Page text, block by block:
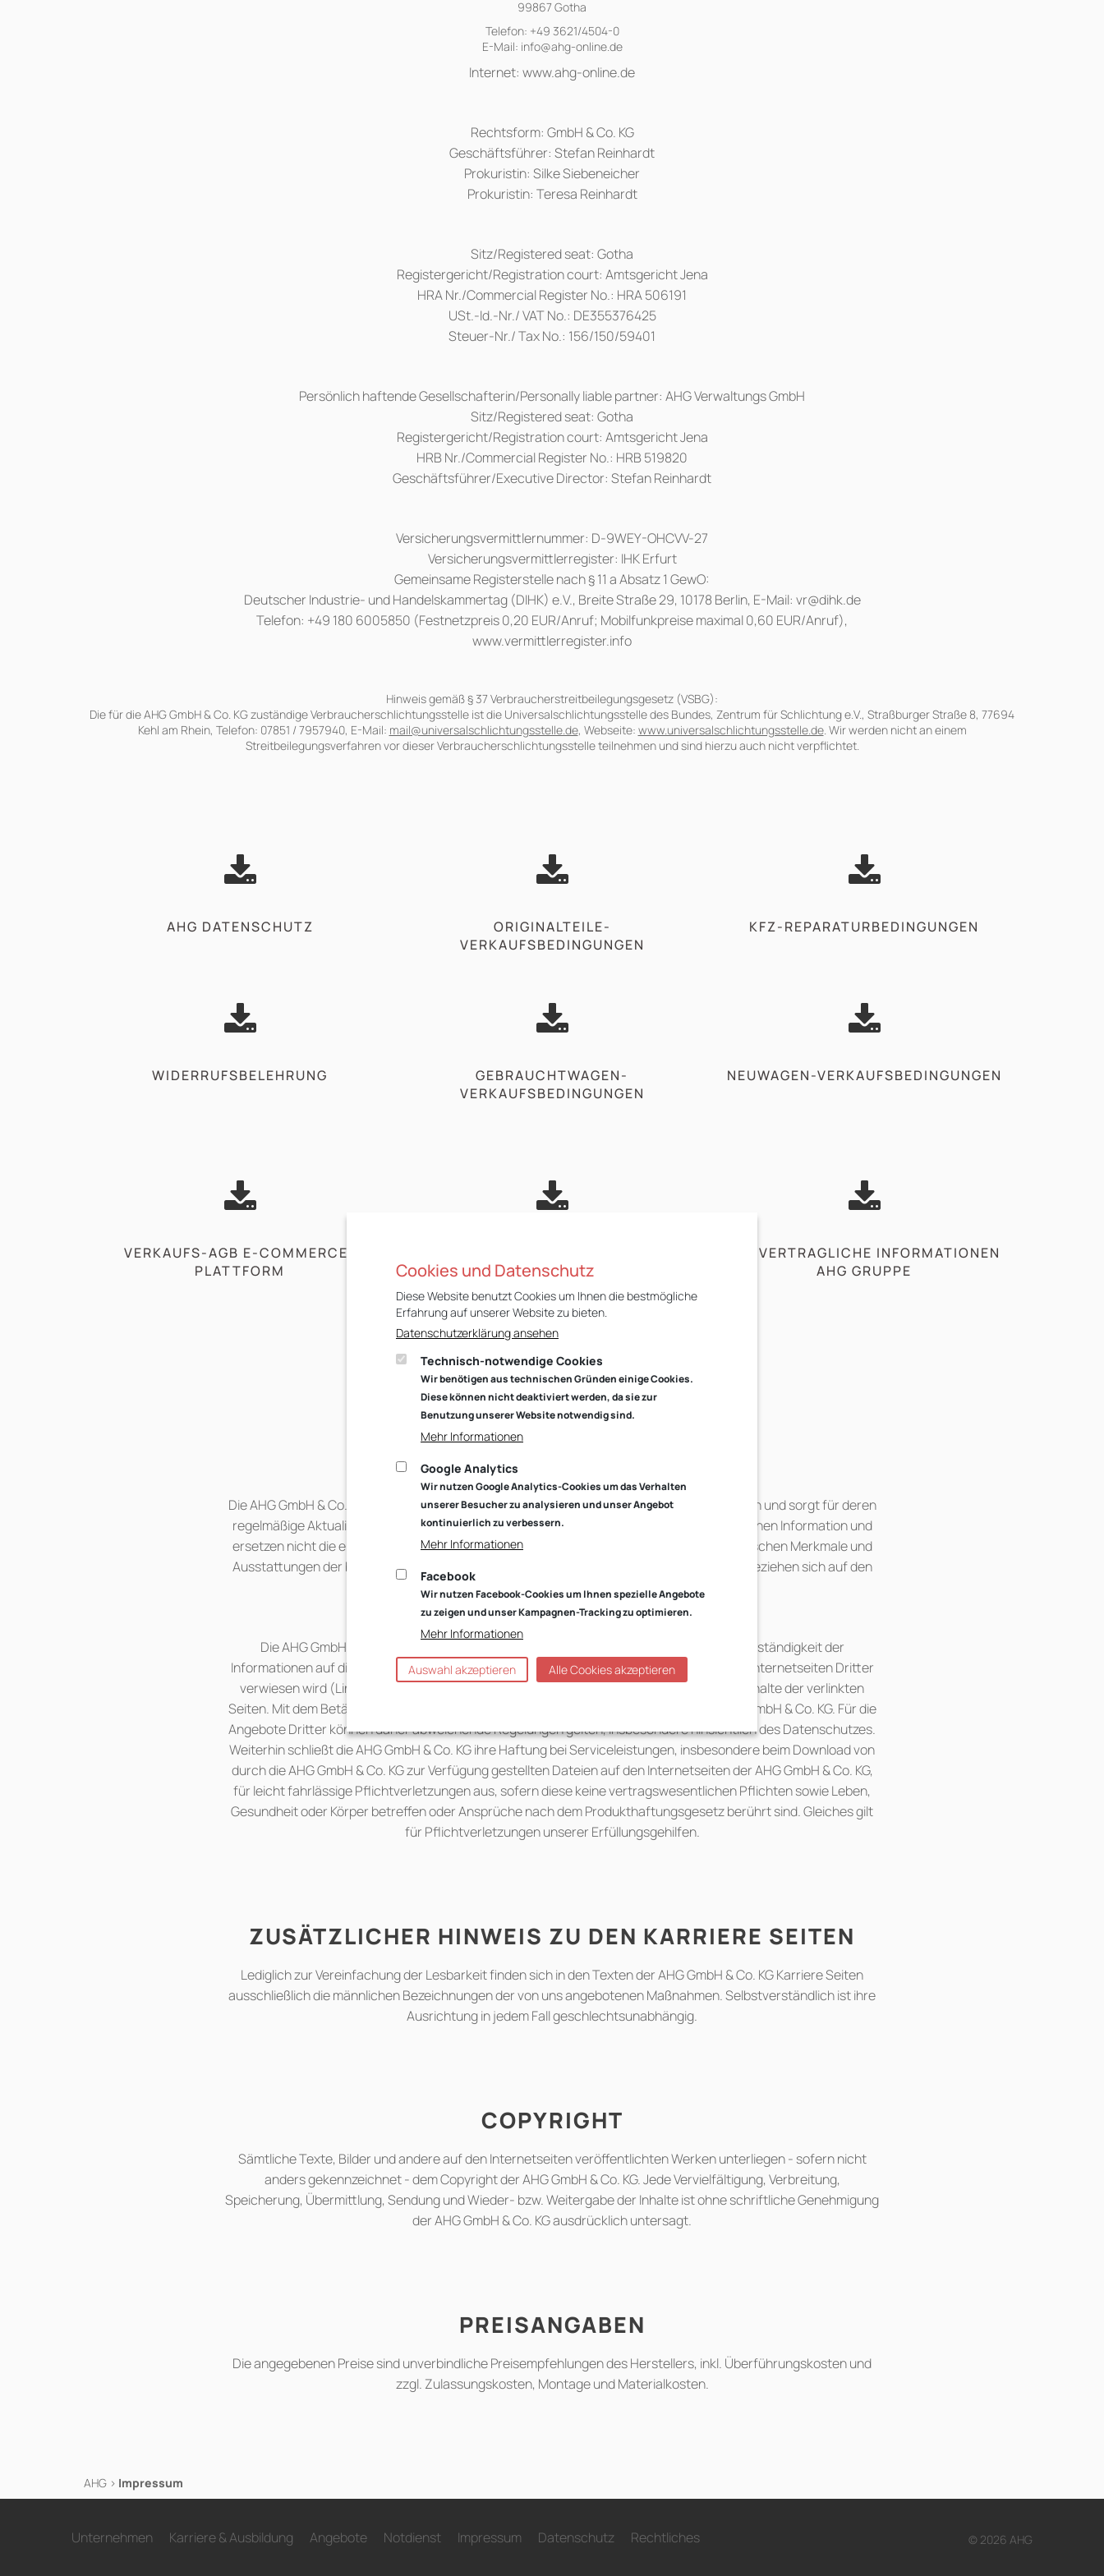
99867 Gotha
Telefon: +49 3621/4504-0
E-Mail: info@ahg-online.de
Internet: www.ahg-online.de
Rechtsform: GmbH & Co. KG
Geschäftsführer: Stefan Reinhardt
Prokuristin: Silke Siebeneicher
Prokuristin: Teresa Reinhardt
Sitz/Registered seat: Gotha
Registergericht/Registration court: Amtsgericht Jena
HRA Nr./Commercial Register No.: HRA 506191
USt.-Id.-Nr./ VAT No.: DE355376425
Steuer-Nr./ Tax No.: 156/150/59401
Persönlich haftende Gesellschafterin/Personally liable partner: AHG Verwaltungs GmbH
Sitz/Registered seat: Gotha
Registergericht/Registration court: Amtsgericht Jena
HRB Nr./Commercial Register No.: HRB 519820
Geschäftsführer/Executive Director: Stefan Reinhardt
Versicherungsvermittlernummer: D-9WEY-OHCVV-27
Versicherungsvermittlerregister: IHK Erfurt
Gemeinsame Registerstelle nach § 11 a Absatz 1 GewO:
Deutscher Industrie- und Handelskammertag (DIHK) e.V., Breite Straße 29, 10178 Berlin, E-Mail: vr@dihk.de
Telefon: +49 180 6005850 (Festnetzpreis 0,20 EUR/Anruf; Mobilfunkpreise maximal 0,60 EUR/Anruf),
www.vermittlerregister.info
Hinweis gemäß § 37 Verbraucherstreitbeilegungsgesetz (VSBG):
Die für die AHG GmbH & Co. KG zuständige Verbraucherschlichtungsstelle ist die Universalschlichtungsstelle des Bundes, Zentrum für Schlichtung e.V., Straßburger Straße 8, 77694
Kehl am Rhein, Telefon: 07851 / 7957940, E-Mail: mail@universalschlichtungsstelle.de, Webseite: www.universalschlichtungsstelle.de. Wir werden nicht an einem
Streitbeilegungsverfahren vor dieser Verbraucherschlichtungsstelle teilnehmen und sind hierzu auch nicht verpflichtet.
AHG DATENSCHUTZ
ORIGINALTEILE-
VERKAUFSBEDINGUNGEN
KFZ-REPARATURBEDINGUNGEN
WIDERRUFSBELEHRUNG
GEBRAUCHTWAGEN-
VERKAUFSBEDINGUNGEN
NEUWAGEN-VERKAUFSBEDINGUNGEN
VERKAUFS-AGB E-COMMERCE-
PLATTFORM
COMMERCE-PLATTFORM
VORVERTRAGLICHE INFORMATIONEN
AHG GRUPPE
HAFTUNGSAUSSCHLUSS
Die AHG GmbH & Co. KG stellt die Inhalte dieser Internetseiten mit großer Sorgfalt zusammen und sorgt für deren
regelmäßige Aktualisierung. Die Angaben dienen dennoch nur der unverbindlichen allgemeinen Information und
ersetzen nicht die eingehende individuelle Beratung für eine Kaufentscheidung. Die technischen Merkmale und
Ausstattungen der beschriebenen Fahrzeuge sind lediglich Beispiele. Alle Ausstattungen beziehen sich auf den
deutschen Markt. Jederzeitige Änderungen bleiben vorbehalten.
Die AHG GmbH & Co. KG übernimmt keine Gewähr für die Aktualität, Richtigkeit und Vollständigkeit der
Informationen auf diesen Seiten oder den jederzeitigen störungsfreien Zugang. Wenn auf Internetseiten Dritter
verwiesen wird (Links), übernimmt die AHG GmbH & Co. KG keine Verantwortung für die Inhalte der verlinkten
Seiten. Mit dem Betätigen des Verweises verlassen Sie das Informationsangebot der AHG GmbH & Co. KG. Für die
Angebote Dritter können daher abweichende Regelungen gelten, insbesondere hinsichtlich des Datenschutzes.
Weiterhin schließt die AHG GmbH & Co. KG ihre Haftung bei Serviceleistungen, insbesondere beim Download von
durch die AHG GmbH & Co. KG zur Verfügung gestellten Dateien auf den Internetseiten der AHG GmbH & Co. KG,
für leicht fahrlässige Pflichtverletzungen aus, sofern diese keine vertragswesentlichen Pflichten sowie Leben,
Gesundheit oder Körper betreffen oder Ansprüche nach dem Produkthaftungsgesetz berührt sind. Gleiches gilt
für Pflichtverletzungen unserer Erfüllungsgehilfen.
ZUSÄTZLICHER HINWEIS ZU DEN KARRIERE SEITEN
Lediglich zur Vereinfachung der Lesbarkeit finden sich in den Texten der AHG GmbH & Co. KG Karriere Seiten
ausschließlich die männlichen Bezeichnungen der von uns angebotenen Maßnahmen. Selbstverständlich ist ihre
Ausrichtung in jedem Fall geschlechtsunabhängig.
COPYRIGHT
Sämtliche Texte, Bilder und andere auf den Internetseiten veröffentlichten Werken unterliegen - sofern nicht
anders gekennzeichnet - dem Copyright der AHG GmbH & Co. KG. Jede Vervielfältigung, Verbreitung,
Speicherung, Übermittlung, Sendung und Wieder- bzw. Weitergabe der Inhalte ist ohne schriftliche Genehmigung
der AHG GmbH & Co. KG ausdrücklich untersagt.
PREISANGABEN
Die angegebenen Preise sind unverbindliche Preisempfehlungen des Herstellers, inkl. Überführungskosten und
zzgl. Zulassungskosten, Montage und Materialkosten.
AHG > Impressum
© 2026 AHG
Unternehmen Karriere & Ausbildung Angebote Notdienst Impressum Datenschutz Rechtliches
Cookies und Datenschutz
Diese Website benutzt Cookies um Ihnen die bestmögliche
Erfahrung auf unserer Website zu bieten.
Datenschutzerklärung ansehen
Technisch-notwendige Cookies
Wir benötigen aus technischen Gründen einige Cookies.
Diese können nicht deaktiviert werden, da sie zur
Benutzung unserer Website notwendig sind.
Mehr Informationen
Google Analytics
Wir nutzen Google Analytics-Cookies um das Verhalten
unserer Besucher zu analysieren und unser Angebot
kontinuierlich zu verbessern.
Mehr Informationen
Facebook
Wir nutzen Facebook-Cookies um Ihnen spezielle Angebote
zu zeigen und unser Kampagnen-Tracking zu optimieren.
Mehr Informationen
Auswahl akzeptieren Alle Cookies akzeptieren